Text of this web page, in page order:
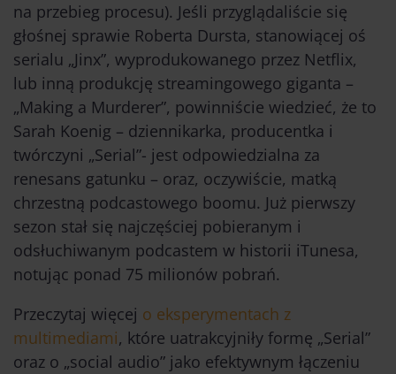
na przebieg procesu). Jeśli przyglądaliście się
głośnej sprawie Roberta Dursta, stanowiącej oś
serialu „Jinx”, wyprodukowanego przez Netflix,
lub inną produkcję streamingowego giganta –
„Making a Murderer”, powinniście wiedzieć, że to
Sarah Koenig – dziennikarka, producentka i
twórczyni „Serial”- jest odpowiedzialna za
renesans gatunku – oraz, oczywiście, matką
chrzestną podcastowego boomu. Już pierwszy
sezon stał się najczęściej pobieranym i
odsłuchiwanym podcastem w historii iTunesa,
notując ponad 75 milionów pobrań.
Przeczytaj więcej o eksperymentach z
multimediami, które uatrakcyjniły formę „Serial”
oraz o „social audio” jako efektywnym łączeniu